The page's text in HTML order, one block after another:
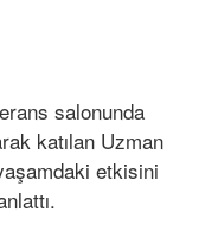
salonunda
katılan Uzman
etkisini